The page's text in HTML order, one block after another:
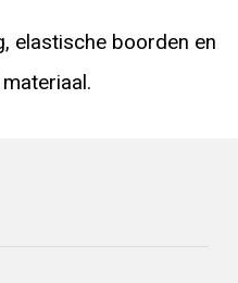
elastische boorden en